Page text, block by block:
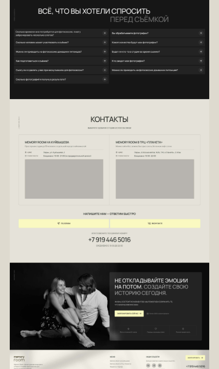
Нужна консультация
и оценка стоимости и
/ ФОРМА ЗАЯВКИ /